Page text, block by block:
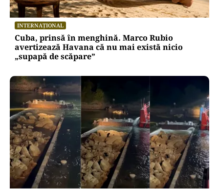
INTERNAȚIONAL
Cuba, prinsă în menghină. Marco Rubio
avertizează Havana că nu mai există nicio
„supapă de scăpare”